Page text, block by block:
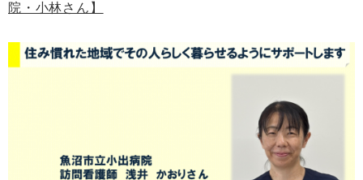
院・小林さん】